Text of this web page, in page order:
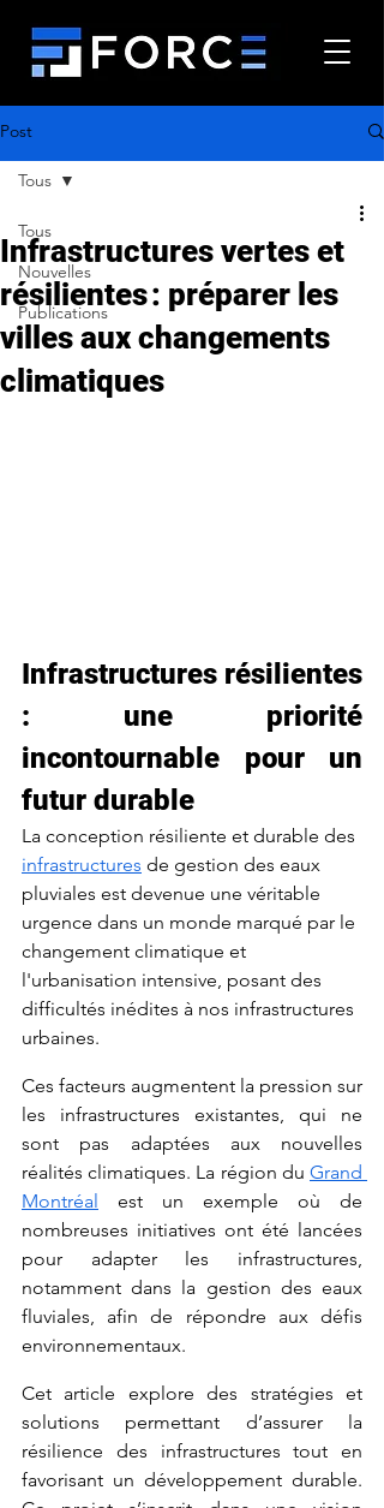
Post
Tous
Nouvelles
Publications
Tous
Infrastructures vertes et
résilientes : préparer les
villes aux changements
climatiques
Infrastructures résilientes
: une priorité
incontournable pour un
futur durable
La conception résiliente et durable des
infrastructures de gestion des eaux
pluviales est devenue une véritable
urgence dans un monde marqué par le
changement climatique et
l'urbanisation intensive, posant des
difficultés inédites à nos infrastructures
urbaines.
Ces facteurs augmentent la pression sur
les infrastructures existantes, qui ne
sont pas adaptées aux nouvelles
réalités climatiques. La région du Grand
Montréal est un exemple où de
nombreuses initiatives ont été lancées
pour adapter les infrastructures,
notamment dans la gestion des eaux
fluviales, afin de répondre aux défis
environnementaux.
Cet article explore des stratégies et
solutions permettant d’assurer la
résilience des infrastructures tout en
favorisant un développement durable.